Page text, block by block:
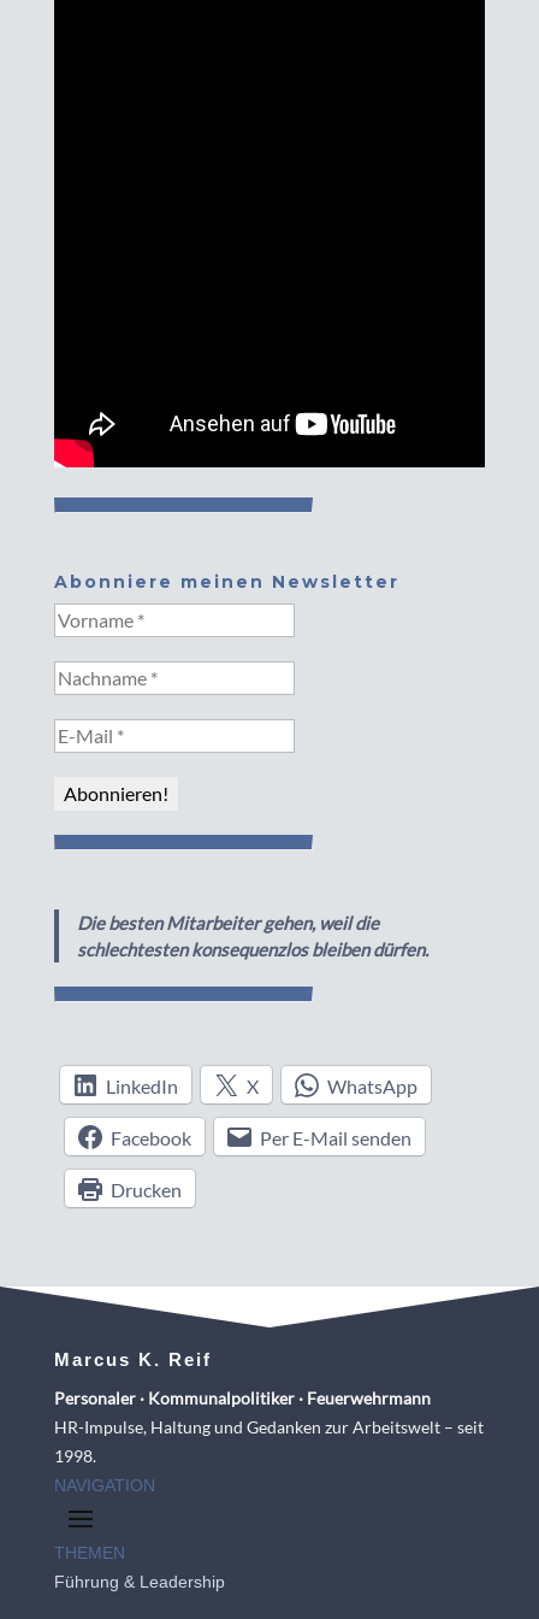
Abonniere meinen Newsletter
Die besten Mitarbeiter gehen, weil die
schlechtesten konsequenzlos bleiben dürfen.
LinkedIn X WhatsApp
Facebook Per E-Mail senden
Drucken
Marcus K. Reif
Personaler · Kommunalpolitiker · Feuerwehrmann
HR-Impulse, Haltung und Gedanken zur Arbeitswelt – seit
1998.
NAVIGATION
THEMEN
Führung & Leadership